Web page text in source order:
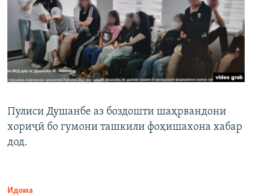
Пулиси Душанбе аз боздошти шаҳрвандони
хориҷӣ бо гумони ташкили фоҳишахона хабар
дод.
Идома